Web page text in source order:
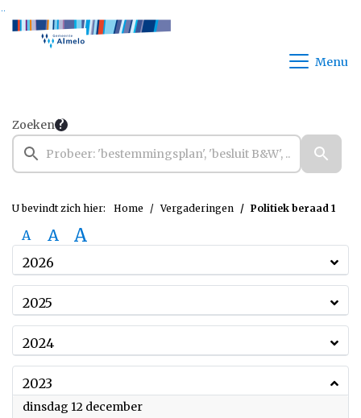
Ga naar de inhoud van deze pagina
Ga naar het zoeken
Ga naar het menu
Menu
Zoeken
U bevindt zich hier: Home Vergaderingen Politiek beraad 1
A A A
2026
2025
2024
2023
dinsdag 12 december2023